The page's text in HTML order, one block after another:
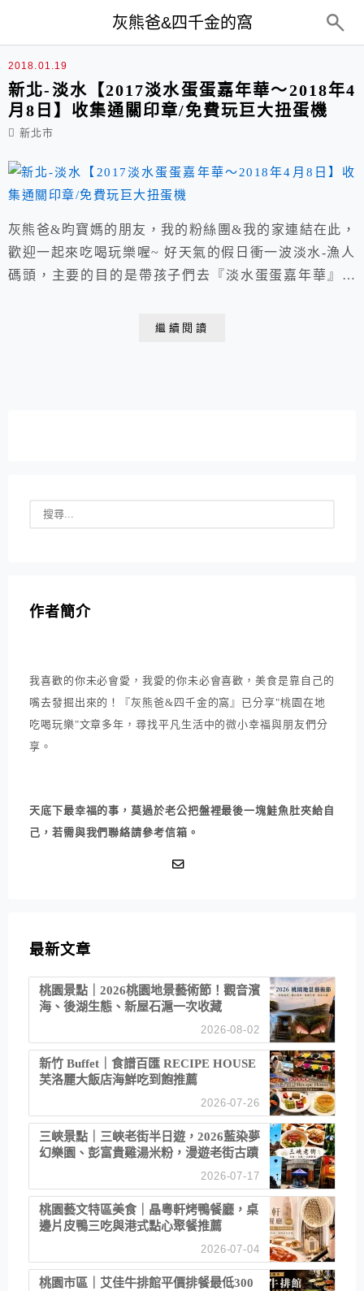
灰熊爸&四千金的窩
2017淡水蛋蛋嘉年華
2018.01.19
新北-淡水【2017淡水蛋蛋嘉年華～2018年4
月8日】收集通關印章/免費玩巨大扭蛋機
新北市
灰熊爸&昀寶媽的朋友，我的粉絲團&我的家連結在此，
歡迎一起來吃喝玩樂喔~ 好天氣的假日衝一波淡水-漁人
碼頭，主要的目的是帶孩子們去『淡水蛋蛋嘉年華』，
『福容飯店-阿基師觀海茶樓』。 大夥一路向北飢腸轆
繼續閱讀
作者簡介
我喜歡的你未必會愛，我愛的你未必會喜歡，美食是靠自己的
嘴去發掘出來的！『灰熊爸&四千金的窩』已分享"桃園在地
吃喝玩樂"文章多年，尋找平凡生活中的微小幸福與朋友們分
享。
天底下最幸福的事，莫過於老公把盤裡最後一塊鮭魚肚夾給自
己，若需與我們聯絡請參考信箱。
最新文章
桃園景點｜2026桃園地景藝術節！觀音濱
海、後湖生態、新屋石滬一次收藏
2026-08-02
新竹 Buffet｜食譜百匯 RECIPE HOUSE
芙洛麗大飯店海鮮吃到飽推薦
2026-07-26
三峽景點｜三峽老街半日遊，2026藍染夢
幻樂園、彭富貴雞湯米粉，漫遊老街古蹟
2026-07-17
桃園藝文特區美食｜晶粵軒烤鴨餐廳，桌
邊片皮鴨三吃與港式點心聚餐推薦
2026-07-04
桃園市區｜艾佳牛排館平價排餐最低300